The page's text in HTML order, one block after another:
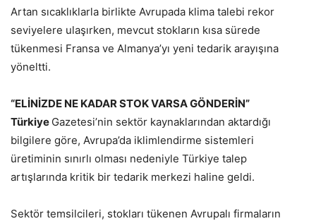
Artan sıcaklıklarla birlikte Avrupada klima talebi rekor
seviyelere ulaşırken, mevcut stokların kısa sürede
tükenmesi Fransa ve Almanya’yı yeni tedarik arayışına
yöneltti.
“ELİNİZDE NE KADAR STOK VARSA GÖNDERİN”
Türkiye Gazetesi’nin sektör kaynaklarından aktardığı
bilgilere göre, Avrupa’da iklimlendirme sistemleri
üretiminin sınırlı olması nedeniyle Türkiye talep
artışlarında kritik bir tedarik merkezi haline geldi.
Sektör temsilcileri, stokları tükenen Avrupalı firmaların